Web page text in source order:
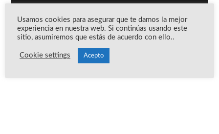
Usamos cookies para asegurar que te damos la mejor
experiencia en nuestra web. Si continúas usando este
sitio, asumiremos que estás de acuerdo con ello..
Cookie settings Acepto